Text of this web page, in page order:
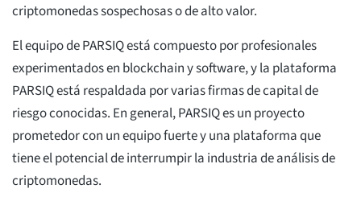
criptomonedas sospechosas o de alto valor.
El equipo de PARSIQ está compuesto por profesionales
experimentados en blockchain y software, y la plataforma
PARSIQ está respaldada por varias firmas de capital de
riesgo conocidas. En general, PARSIQ es un proyecto
prometedor con un equipo fuerte y una plataforma que
tiene el potencial de interrumpir la industria de análisis de
criptomonedas.